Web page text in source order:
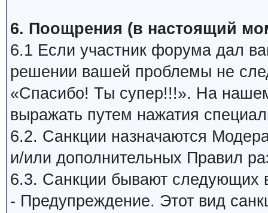
6. Поощрения (в настоящий
6.1 Если участник форума дал
решении вашей проблемы не
«Спасибо! Ты супер!!!». На
выражать путем нажатия
6.2. Санкции назначаются
и/или дополнительных Правил
6.3. Санкции бывают следующих
- Предупреждение. Этот вид